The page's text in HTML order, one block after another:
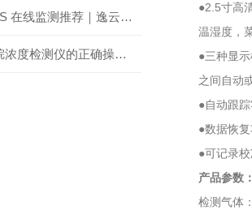
工业 H2S 在线监测推荐｜逸云天 MIC-600-H2S 固定式硫化氢检测仪评测
详述甲烷浓度检测仪的正确操作使用方法
●2.5寸高清
温湿度，菜
●三种显示模
之间自动或
●自动跟踪零
●数据恢复功
●可记录校准
产品参数
检测气体：